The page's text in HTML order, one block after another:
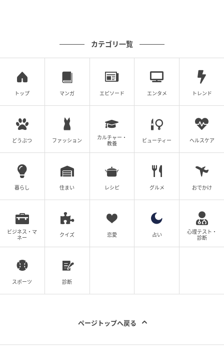
カテゴリ一覧
トップ マンガ エピソード エンタメ トレンド
どうぶつ ファッション
カルチャー・
教養
ビューティー ヘルスケア
暮らし 住まい レシピ グルメ おでかけ
ビジネス・マ
ネー
クイズ 恋愛 占い
心理テスト・
診断
スポーツ 診断
ページトップへ戻る